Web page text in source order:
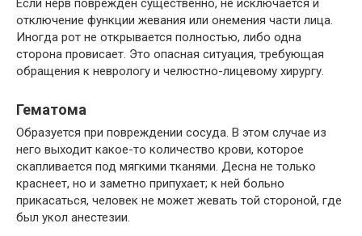
отключение функции жевания или онемения части лица.
Иногда рот не открывается полностью, либо одна
сторона провисает. Это опасная ситуация, требующая
обращения к неврологу и челюстно-лицевому хирургу.
Гематома
Образуется при повреждении сосуда. В этом случае из
него выходит какое-то количество крови, которое
скапливается под мягкими тканями. Десна не только
краснеет, но и заметно припухает; к ней больно
прикасаться, человек не может жевать той стороной, где
был укол анестезии.